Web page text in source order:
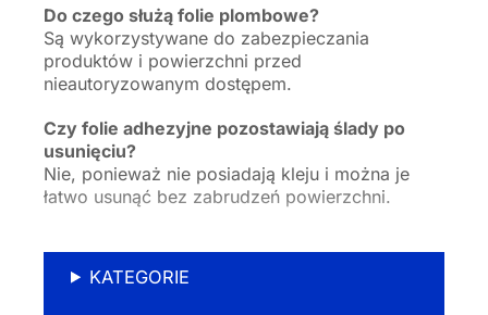
Do czego służą folie plombowe?
Są wykorzystywane do zabezpieczania
produktów i powierzchni przed
nieautoryzowanym dostępem.
Czy folie adhezyjne pozostawiają ślady po
usunięciu?
Nie, ponieważ nie posiadają kleju i można je
łatwo usunąć bez zabrudzeń powierzchni.
KATEGORIE